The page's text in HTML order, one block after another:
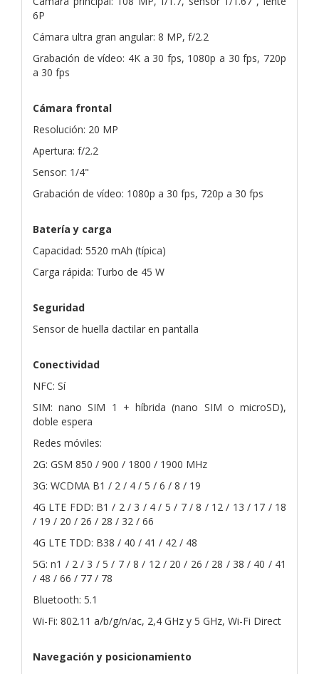
6P
Cámara ultra gran angular: 8 MP, f/2.2
Grabación de vídeo: 4K a 30 fps, 1080p a 30 fps, 720p
a 30 fps
Cámara frontal
Resolución: 20 MP
Apertura: f/2.2
Sensor: 1/4"
Grabación de vídeo: 1080p a 30 fps, 720p a 30 fps
Batería y carga
Capacidad: 5520 mAh (típica)
Carga rápida: Turbo de 45 W
Seguridad
Sensor de huella dactilar en pantalla
Conectividad
NFC: Sí
SIM: nano SIM 1 + híbrida (nano SIM o microSD),
doble espera
Redes móviles:
2G: GSM 850 / 900 / 1800 / 1900 MHz
3G: WCDMA B1 / 2 / 4 / 5 / 6 / 8 / 19
4G LTE FDD: B1 / 2 / 3 / 4 / 5 / 7 / 8 / 12 / 13 / 17 / 18
/ 19 / 20 / 26 / 28 / 32 / 66
4G LTE TDD: B38 / 40 / 41 / 42 / 48
5G: n1 / 2 / 3 / 5 / 7 / 8 / 12 / 20 / 26 / 28 / 38 / 40 / 41
/ 48 / 66 / 77 / 78
Bluetooth: 5.1
Wi-Fi: 802.11 a/b/g/n/ac, 2,4 GHz y 5 GHz, Wi-Fi Direct
Navegación y posicionamiento